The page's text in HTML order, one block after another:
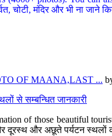
चोटी, मंदिर और भी ना
OF MAANA,LAST ...
से सम्बन्धित जानकारी
of those beautiful
और दूरस्थ और अछूते पर्यटन